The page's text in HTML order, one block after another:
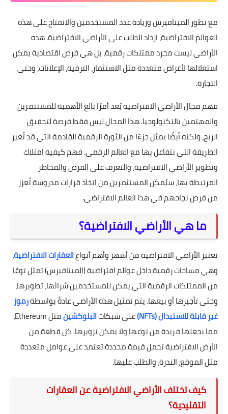
مع تطور الميتافيرس وزيادة عدد المستخدمين والانفتاح على هذه
العوالم الافتراضية، ازداد الطلب على الأراضي الافتراضية. هذه
الأراضي ليست مجرد ممتلكات رقمية، بل هي فرص اقتصادية يمكن
استغلالها لأغراض متعددة مثل الاستثمار، الترفيه، الإعلانات، وحتى
التجارة.
فهم مجال الأراضي الافتراضية يُعد أمرًا بالغ الأهمية للمستثمرين
والمهتمين بالتكنولوجيا. هذا المجال ليس فقط فرصة لتحقيق
الربح، ولكنه أيضًا يمثل جزءًا من الثورة الرقمية القادمة التي قد تُغير
الطريقة التي نتفاعل بها مع العالم الرقمي. فهم كيفية امتلاك
وتطوير الأراضي الافتراضية، والتعرف على الفرص والمخاطر
المرتبطة بها، سيُمكن المستثمرين من اتخاذ قرارات مدروسة تُعزز
من فرص نجاحهم في هذا العالم الافتراضي.
ما هي الأراضي الافتراضية؟
تعتبر الأراضي الافتراضية من أشهر وأهم أنواعالعقارات الافتراضية،
وهي مساحات رقمية داخل عوالم افتراضية (الميتافيرس) تمثل نوعًا
من الممتلكات الرقمية التي يمكن للمستخدمين شرائها، تطويرها،
وحتى تأجيرها أو بيعها. يتم تمثيل هذه الأراضي عادةً بواسطةرموز
غير قابلة للاستبدال (NFTs)
على شبكاتالبلوكشين
مثل Ethereum،
مما يجعلها فريدة من نوعها ولا يمكن تزويرها. كل قطعة من
الأرض الافتراضية تحمل قيمة محددة تعتمد على عوامل متعددة
مثل الموقع، الندرة، والطلب عليها.
كيف تختلف الأراضي الافتراضية عن العقارات
التقليدية؟